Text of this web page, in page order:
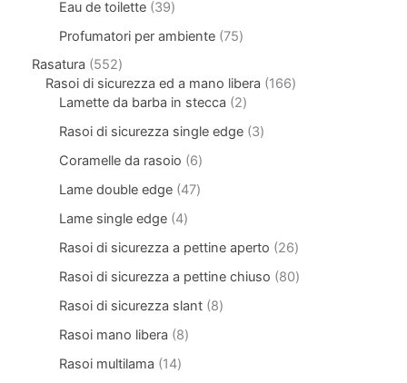
Eau de toilette 39
Profumatori per ambiente 75
Rasatura
552
Rasoi di sicurezza ed a mano libera
166
Lamette da barba in stecca
2
Rasoi di sicurezza single edge 3
Coramelle da rasoio
6
Lame double edge 47
Lame single edge 4
Rasoi di sicurezza a pettine aperto
26
Rasoi di sicurezza a pettine chiuso
80
Rasoi di sicurezza slant 8
Rasoi mano libera
8
Rasoi multilama
14